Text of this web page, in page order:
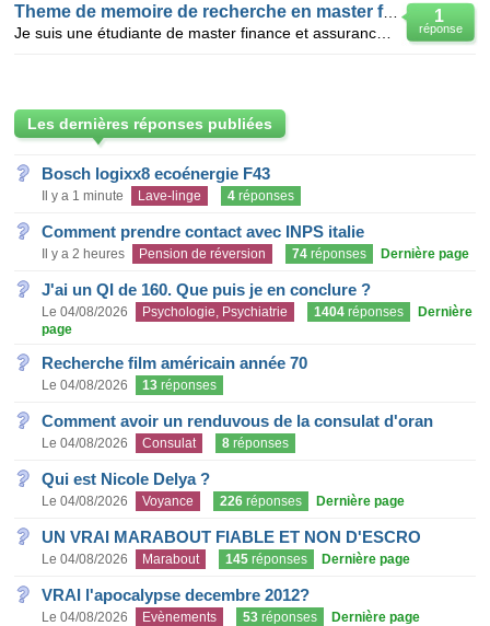
1
réponse
Theme de memoire de recherche en master finance
Les dernières réponses publiées
Bosch logixx8 ecoénergie F43
Il y a 1 minute Lave-linge 4 réponses
Comment prendre contact avec INPS italie
Il y a 2 heures Pension de réversion 74 réponses Dernière page
J'ai un QI de 160. Que puis je en conclure ?
Le 04/08/2026 Psychologie, Psychiatrie 1404 réponses
Dernière
page
Recherche film américain année 70
Le 04/08/2026 13 réponses
Comment avoir un renduvous de la consulat d'oran
Le 04/08/2026 Consulat 8 réponses
Qui est Nicole Delya ?
Le 04/08/2026 Voyance 226 réponses Dernière page
UN VRAI MARABOUT FIABLE ET NON D'ESCRO
Le 04/08/2026 Marabout 145 réponses Dernière page
VRAI l'apocalypse decembre 2012?
Le 04/08/2026 Evènements 53 réponses Dernière page